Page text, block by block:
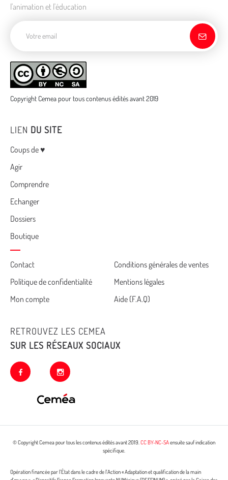
l'animation et l'éducation
Copyright Cemea pour tous contenus édités avant 2019
LIEN DU SITE
Menu
Coups de ♥
Agir
Comprendre
Echanger
Dossiers
Boutique
Cemea
footer
Contact
Conditions générales de ventes
Politique de confidentialité
Mentions légales
Mon compte
Aide (F.A.Q)
RETROUVEZ LES CEMEA
SUR LES RÉSEAUX SOCIAUX
facebook instagram
© Copyright Cemea pour tous les contenus édités avant 2019. CC BY-NC-SAensuite sauf indication
spécifique.
Opération financée par l’État dans le cadre de l’Action « Adaptation et qualification de la main